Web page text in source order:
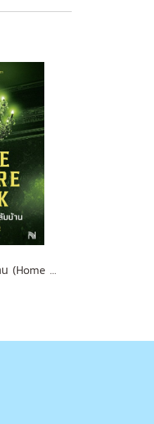
ดึกแล้ว อย่ารีบกลับบ้าน (Home Before Dark)